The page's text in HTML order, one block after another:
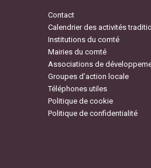
Contact
Calendrier des activités
Institutions du comté
Mairies du comté
Associations de
Groupes d’action locale
Téléphones utiles
Politique de cookie
Politique de confidentialité